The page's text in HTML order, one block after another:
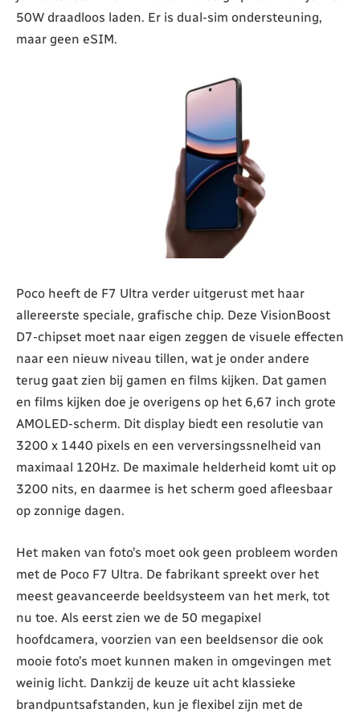
50W draadloos laden. Er is dual-sim ondersteuning,
maar geen eSIM.
Poco heeft de F7 Ultra verder uitgerust met haar
allereerste speciale, grafische chip. Deze VisionBoost
D7-chipset moet naar eigen zeggen de visuele effecten
naar een nieuw niveau tillen, wat je onder andere
terug gaat zien bij gamen en films kijken. Dat gamen
en films kijken doe je overigens op het 6,67 inch grote
AMOLED-scherm. Dit display biedt een resolutie van
3200 x 1440 pixels en een verversingssnelheid van
maximaal 120Hz. De maximale helderheid komt uit op
3200 nits, en daarmee is het scherm goed afleesbaar
op zonnige dagen.
Het maken van foto’s moet ook geen probleem worden
met de Poco F7 Ultra. De fabrikant spreekt over het
meest geavanceerde beeldsysteem van het merk, tot
nu toe. Als eerst zien we de 50 megapixel
hoofdcamera, voorzien van een beeldsensor die ook
mooie foto’s moet kunnen maken in omgevingen met
weinig licht. Dankzij de keuze uit acht klassieke
brandpuntsafstanden, kun je flexibel zijn met de